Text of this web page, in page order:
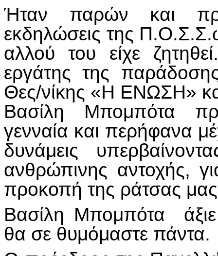
Ήταν παρών και
εκδηλώσεις της
αλλού του είχε
εργάτης της
Θες/νίκης «Η ΕΝΩΣΗ»
Βασίλη Μπομπότα
γενναία και περήφανα
δυνάμεις
ανθρώπινης αντοχής,
προκοπή της ράτσας
Βασίλη Μπομπότα
θα σε θυμόμαστε πάντα.